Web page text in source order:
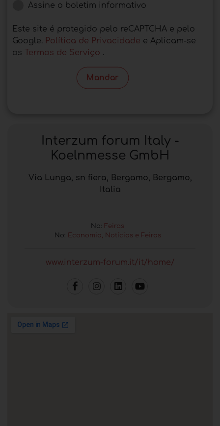
Assine o boletim informativo
Este site é protegido pelo reCAPTCHA e pelo
Google. Política de Privacidade e Aplicam-se
os
Termos de Serviço .
Mandar
Interzum forum Italy -
Koelnmesse GmbH
Via Lunga, sn fiera, Bergamo, Bergamo,
Italia
No: Feiras
No: Economia, Notícias e Feiras
www.interzum-forum.it/it/home/